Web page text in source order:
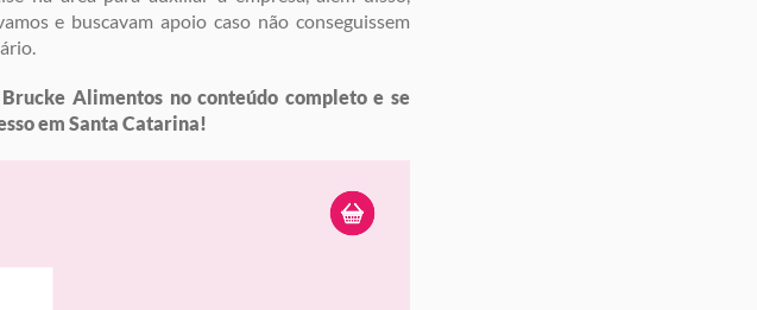
e buscavam apoio caso não conseguissem
Alimentos no conteúdo completo e se
em Santa Catarina!